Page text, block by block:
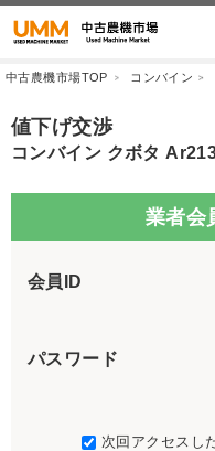
中古農機市場TOP コンバイン
値下げ交渉
コンバイン クボタ
業者会
会員ID
パスワード
次回アクセスし